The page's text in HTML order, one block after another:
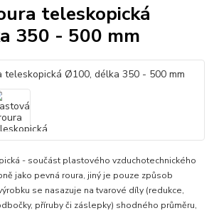
teleskopická
350 - 500 mm
- součást plastového vzduchotechnického
jako pevná roura, jiný je pouze způsob
se nasazuje na tvarové díly (redukce,
příruby či záslepky) shodného průměru,